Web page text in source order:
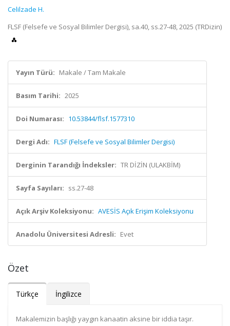
Celilzade H.
FLSF (Felsefe ve Sosyal Bilimler Dergisi), sa.40, ss.27-48, 2025 (TRDizin)
Yayın Türü: Makale / Tam Makale
Basım Tarihi: 2025
Doi Numarası: 10.53844/flsf.1577310
Dergi Adı: FLSF (Felsefe ve Sosyal Bilimler Dergisi)
Derginin Tarandığı İndeksler: TR DİZİN (ULAKBİM)
Sayfa Sayıları: ss.27-48
Açık Arşiv Koleksiyonu: AVESİS Açık Erişim Koleksiyonu
Anadolu Üniversitesi Adresli: Evet
Özet
Türkçe İngilizce
Makalemizin başlığı yaygın kanaatin aksine bir iddia taşır.